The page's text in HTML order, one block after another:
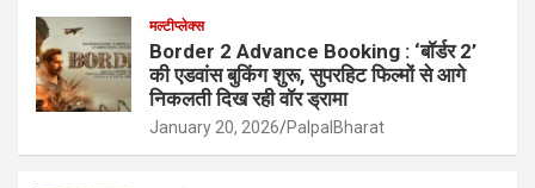
मल्टीप्लेक्स
Border 2 Advance Booking : ‘बॉर्डर 2’
की एडवांस बुकिंग शुरू, सुपरहिट फिल्मों से आगे
निकलती दिख रही वॉर ड्रामा
January 20, 2026 PalpalBharat